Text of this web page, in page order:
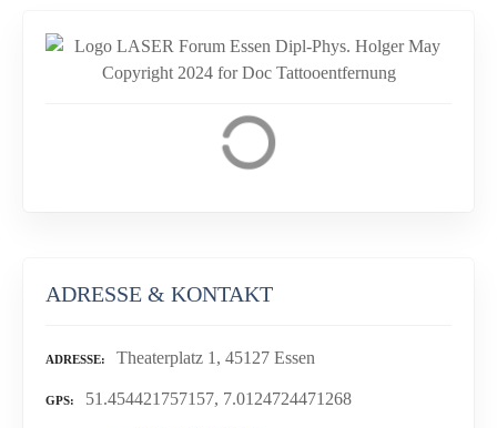
ADRESSE & KONTAKT
ADRESSE Theaterplatz 1, 45127 Essen
GPS 51.454421757157, 7.0124724471268